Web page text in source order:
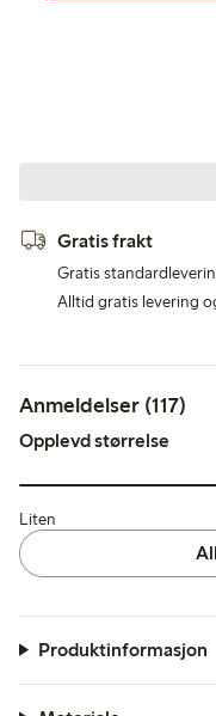
Gratis frakt
Gratis
Alltid gratis levering
Anmeldelser (117)
Opplevd størrelse
Liten
Produktinformasjon